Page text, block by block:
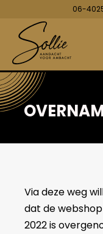
06-
Via deze weg
dat de
2022 is